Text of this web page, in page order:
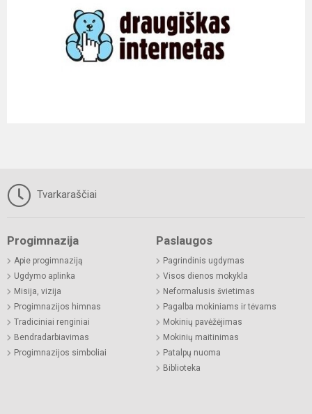
Tvarkaraščiai
Progimnazija
Apie progimnaziją
Ugdymo aplinka
Misija, vizija
Progimnazijos himnas
Tradiciniai renginiai
Bendradarbiavimas
Progimnazijos simboliai
Paslaugos
Pagrindinis ugdymas
Visos dienos mokykla
Neformalusis švietimas
Pagalba mokiniams ir tėvams
Mokinių pavėžėjimas
Mokinių maitinimas
Patalpų nuoma
Biblioteka